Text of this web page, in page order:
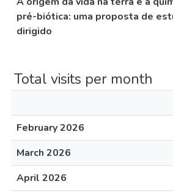
pré-biótica: uma proposta de
dirigido
Total visits per month
February 2026
March 2026
April 2026